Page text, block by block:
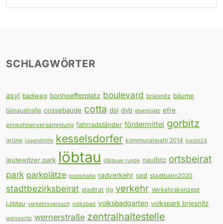
SCHLAGWÖRTER
asyl badweg bonhoefferplatz boulevard briesnitz bäume
bünaustraße cossebaude cotta dsl dvb ebertplatz efre
einwohnerversammlung fahrradständer fördermittel gorbitz
grüne jugendhilfe kesselsdorfer kommunalwahl 2014 kwdd24
leutewitzer park löbtau löbtauer runde naußlitz ortsbeirat
park parkplätze poststraße radverkehr spd stadtbahn2020
stadtbezirksbeirat stadtrat tjg verkehr Verkehrskonzept
Löbtau verkehrsversuch volksbad volksbadgarten volkspark briesnitz
weisseritz wernerstraße zentralhaltestelle